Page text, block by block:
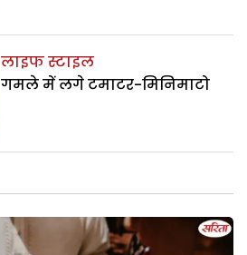
लाइफ स्टाइल
गमले में लगे टमाटर-मिनिमाटो